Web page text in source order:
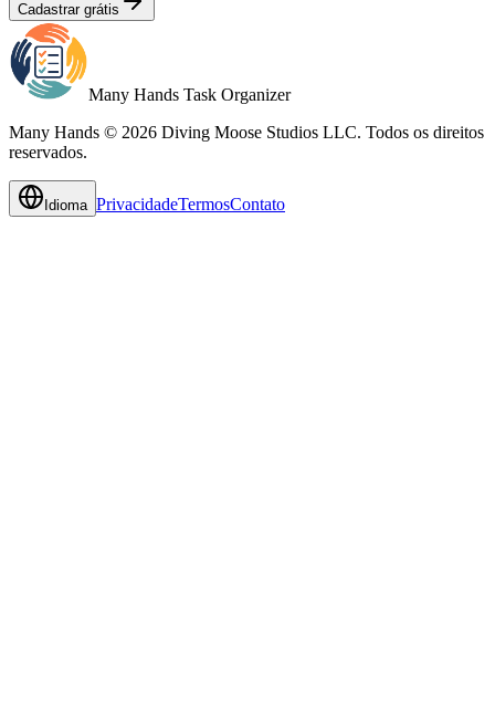
Cadastrar grátis
Many Hands Task Organizer
Many Hands © 2026 Diving Moose Studios LLC. Todos os direitos
reservados.
Idioma PrivacidadeTermosContato